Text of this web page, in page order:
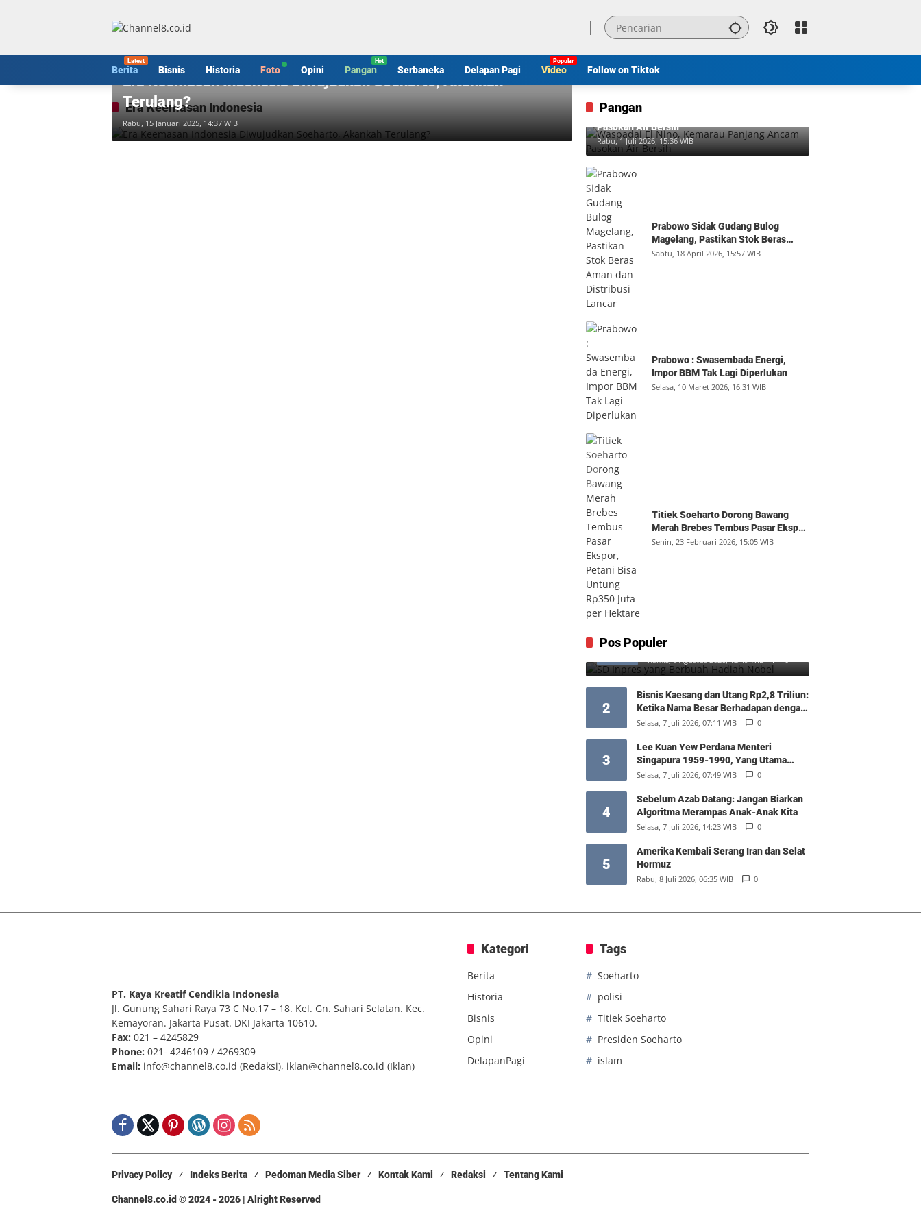
Berita Bisnis Historia Foto Opini Pangan Serbaneka Delapan Pagi Video Follow on Tiktok
Era Keemasan Indonesia
Historia
Era Keemasan Indonesia Diwujudkan Soeharto, Akankah
Terulang?
Rabu, 15 Januari 2025, 14:37 WIB
Pangan
Waspadai El Nino, Kemarau Panjang Ancam
Pasokan Air Bersih
Rabu, 1 Juli 2026, 15:36 WIB
Prabowo Sidak Gudang Bulog
Magelang, Pastikan Stok Beras
Aman dan Distribusi Lancar
Sabtu, 18 April 2026, 15:57 WIB
Prabowo : Swasembada Energi,
Impor BBM Tak Lagi Diperlukan
Selasa, 10 Maret 2026, 16:31 WIB
Titiek Soeharto Dorong Bawang
Merah Brebes Tembus Pasar Ekspor,
Petani Bisa Untung Rp350 Juta per
Senin, 23 Februari 2026, 15:05 WIB
Pos Populer
1
Nobel
Kamis, 6 Agustus 2026, 12:49 WIB 0
2
Bisnis Kaesang dan Utang Rp2,8 Triliun:
Ketika Nama Besar Berhadapan dengan
Hukum Pasar
Selasa, 7 Juli 2026, 07:11 WIB 0
3
Lee Kuan Yew Perdana Menteri
Singapura 1959-1990, Yang Utama
Diantara Yang Sederajat
Selasa, 7 Juli 2026, 07:49 WIB 0
4
Sebelum Azab Datang: Jangan Biarkan
Algoritma Merampas Anak-Anak Kita
Selasa, 7 Juli 2026, 14:23 WIB 0
5
Amerika Kembali Serang Iran dan Selat
Hormuz
Rabu, 8 Juli 2026, 06:35 WIB 0
PT. Kaya Kreatif Cendikia Indonesia
Jl. Gunung Sahari Raya 73 C No.17 – 18. Kel. Gn. Sahari Selatan. Kec.
Kemayoran. Jakarta Pusat. DKI Jakarta 10610.
Fax: 021 – 4245829
Phone: 021- 4246109 / 4269309
Email: info@channel8.co.id (Redaksi), iklan@channel8.co.id (Iklan)
Kategori
Berita
Historia
Bisnis
Opini
DelapanPagi
Tags
Soeharto
polisi
Titiek Soeharto
Presiden Soeharto
islam
Privacy Policy Indeks Berita Pedoman Media Siber Kontak Kami Redaksi Tentang Kami
Channel8.co.id © 2024 - 2026 | Alright Reserved